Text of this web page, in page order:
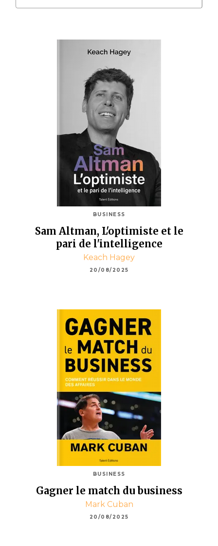
BUSINESS
Sam Altman, L'optimiste et le
pari de l'intelligence
Keach Hagey
20/08/2025
BUSINESS
Gagner le match du business
Mark Cuban
20/08/2025